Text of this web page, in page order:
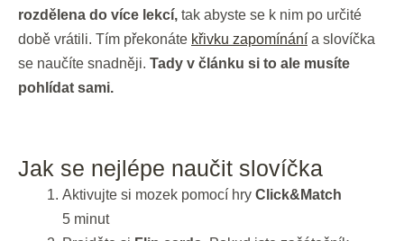
rozdělena do více lekcí, tak abyste se k nim po určité
době vrátili. Tím překonáte křivku zapomínánía slovíčka
se naučíte snadněji. Tady v článku si to ale musíte
pohlídat sami.
Jak se nejlépe naučit slovíčka
Aktivujte si mozek pomocí hryClick&Match
5 minut